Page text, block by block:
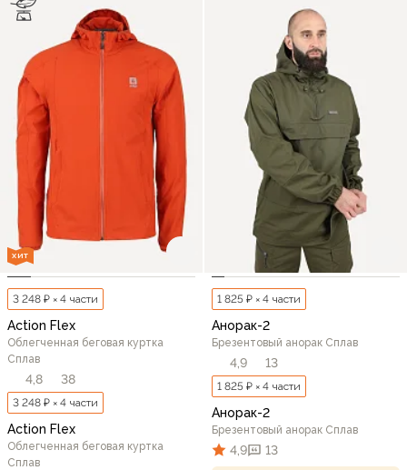
ХИТ
3 248 ₽ × 4 части
Action Flex
Облегченная беговая куртка
Сплав
4,8 38
3 248 ₽ × 4 части
Action Flex
Облегченная беговая куртка
Сплав
1 825 ₽ × 4 части
Анорак-2
Брезентовый анорак Сплав
4,9 13
1 825 ₽ × 4 части
Анорак-2
Брезентовый анорак Сплав
4,9 13